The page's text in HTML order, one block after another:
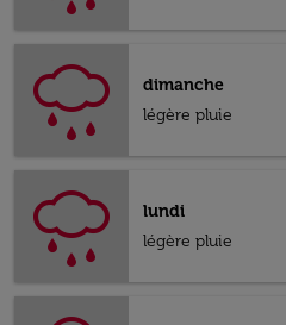
dimanche
légère pluie
lundi
légère pluie